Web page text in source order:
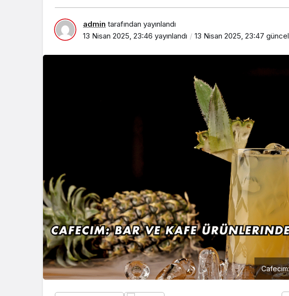
admin tarafından yayınlandı
13 Nisan 2025, 23:46 yayınlandı 13 Nisan 2025, 23:47